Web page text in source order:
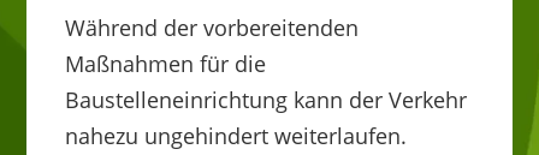
Während der vorbereitenden
Maßnahmen für die
Baustelleneinrichtung kann der Verkehr
nahezu ungehindert weiterlaufen.